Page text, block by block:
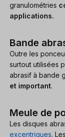
granulométries
applications.
Bande
Outre les
surtout utilisées
abrasif à bande
et important.
Meule de
Les disques
excentriques.